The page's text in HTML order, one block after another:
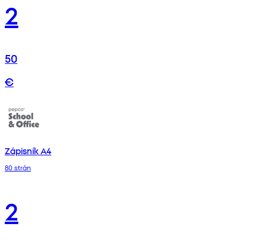
2
50
€
Zápisník A4
80 strán
2